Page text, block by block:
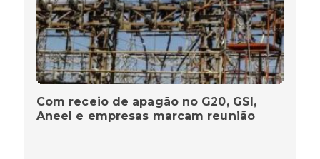
Com receio de apagão no G20, GSI,
Aneel e empresas marcam reunião